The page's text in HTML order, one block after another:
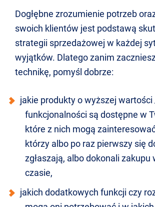
Dogłębne zrozumienie potrzeb
swoich klientów jest podstawą
strategii sprzedażowej w każdej
wyjątków. Dlatego zanim
technikę, pomyśl dobrze:
jakie produkty o wyższej
funkcjonalności są dostępne w
które z nich mogą
którzy albo po raz pierwszy się
zgłaszają, albo dokonali zakupu
czasie,
jakich dodatkowych funkcji czy